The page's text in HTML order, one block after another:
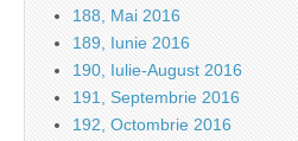
188, Mai 2016
189, Iunie 2016
190, Iulie-August 2016
191, Septembrie 2016
192, Octombrie 2016